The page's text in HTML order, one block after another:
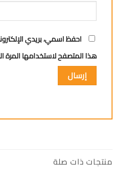
احفظ اسمي، بريدي
هذا المتصفح لاستخدامها المرة
منتجات ذات صلة